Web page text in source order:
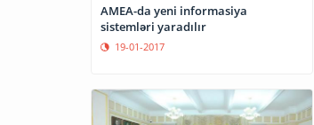
AMEA-da yeni informasiya
sistemləri yaradılır
19-01-2017